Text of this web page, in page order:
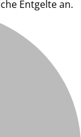
Entgelte an.